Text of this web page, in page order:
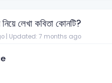
লেখা কবিতা কোনটি?
| Updated: 7 months ago